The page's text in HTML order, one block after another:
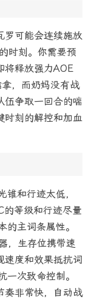
罗可能会连续施放
时刻。你需要预
将释放强力AOE
，而奶妈没有战
伍争取一回合的喘
时刻的解控和加血
锥和行迹太低，
的等级和行迹尽量
的主词条属性。
，生存位携带速
速度和效果抵抗词
次致命控制。
奏非常快，自动战